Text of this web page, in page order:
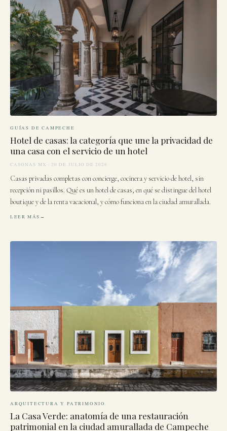
GUÍAS DE CAMPECHE
Hotel de casas: la categoría que une la privacidad de
una casa con el servicio de un hotel
CASONAS MX · 20 DE JULIO DE 2026
Casas privadas completas con concierge, cocinera y servicio de hotel, sin
recepción ni pasillos. Qué es un hotel de casas, en qué se distingue del hotel
boutique y de la renta vacacional, y cómo funciona en la ciudad amurallada.
LEER MÁS
ARQUITECTURA Y PATRIMONIO
La Casa Verde: anatomía de una restauración
patrimonial en la ciudad amurallada de Campeche